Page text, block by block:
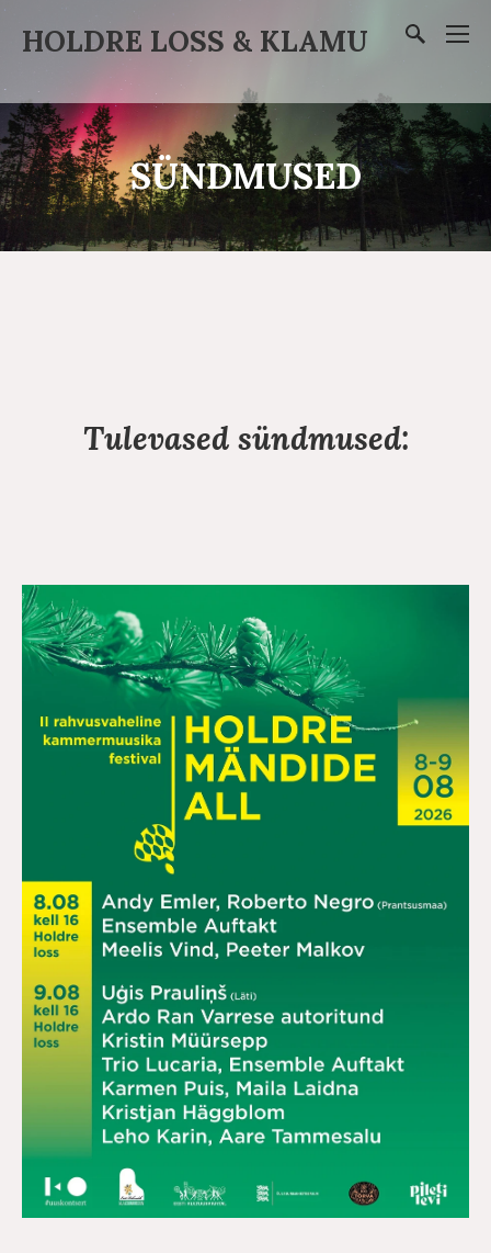
HOLDRE LOSS & KLAMU
SÜNDMUSED
Tulevased sündmused: